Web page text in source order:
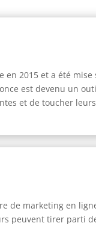
en 2015 et a été
est devenu un
et de toucher
de marketing en
peuvent tirer parti